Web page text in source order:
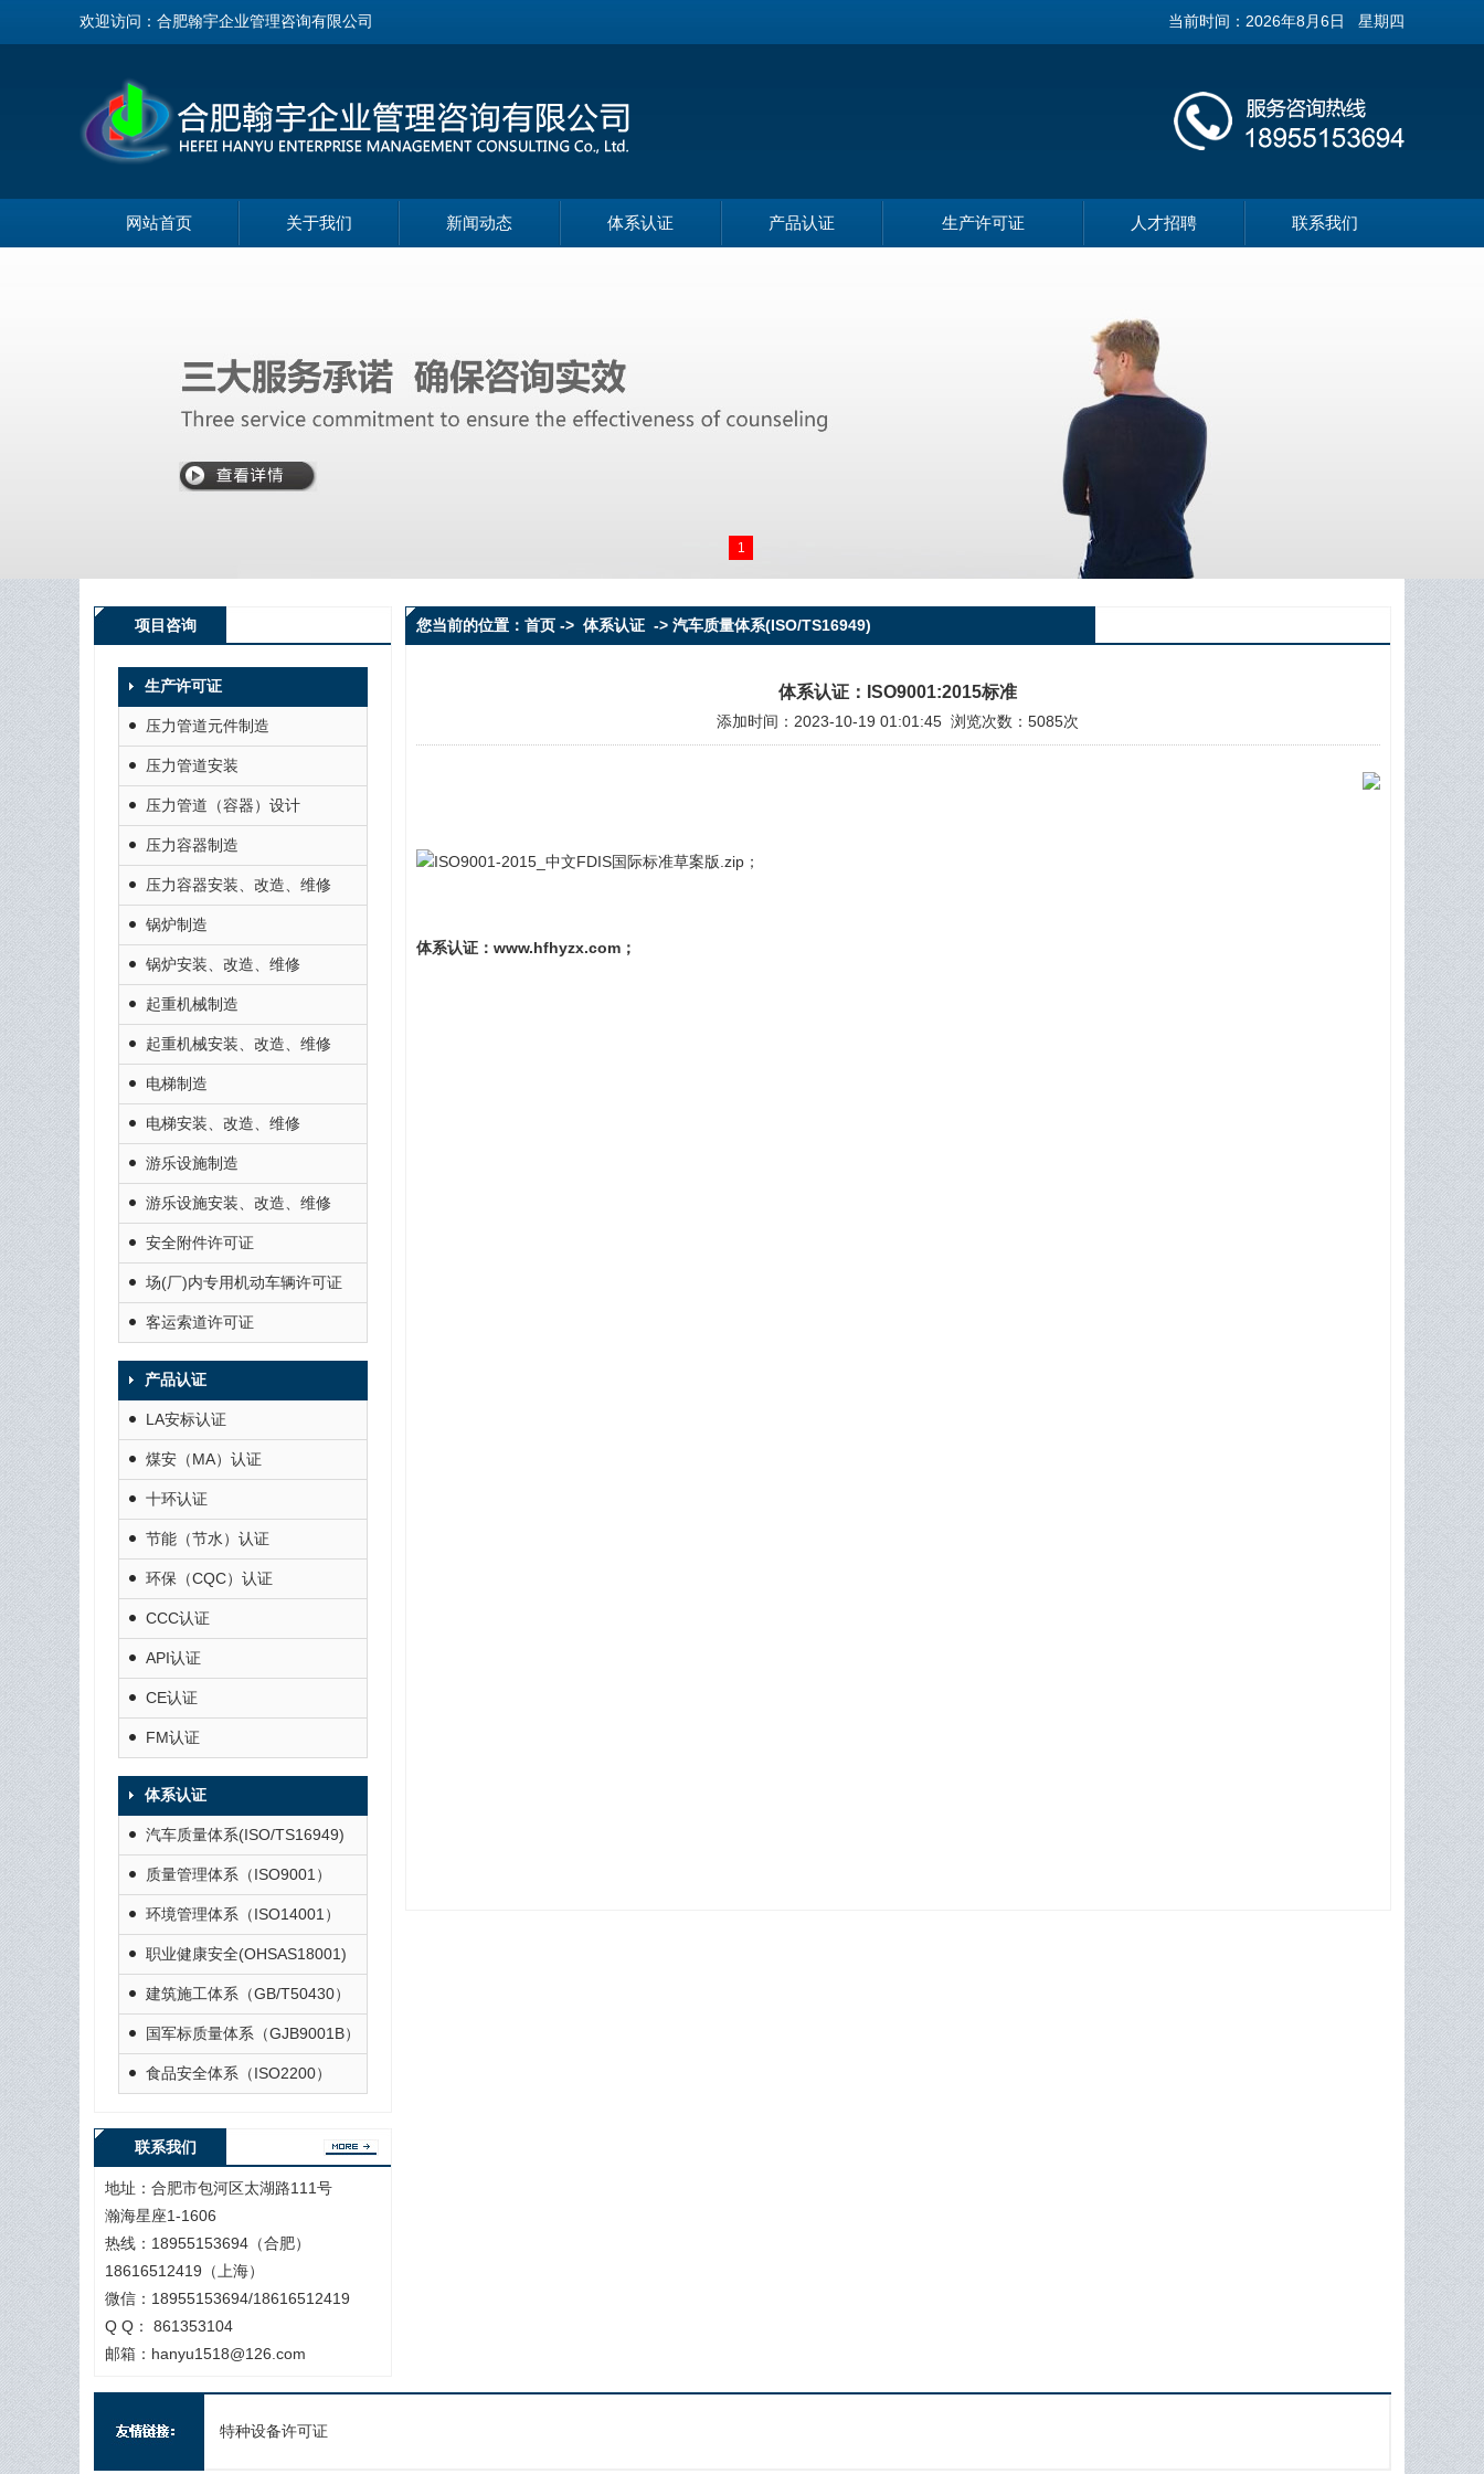
欢迎访问：合肥翰宇企业管理咨询有限公司 当前时间： 2026年8月6日 星期四
网站首页 关于我们 新闻动态 体系认证 产品认证 生产许可证 人才招聘 联系我们
1
项目咨询
生产许可证
压力管道元件制造
压力管道安装
压力管道（容器）设计
压力容器制造
压力容器安装、改造、维修
锅炉制造
锅炉安装、改造、维修
起重机械制造
起重机械安装、改造、维修
电梯制造
电梯安装、改造、维修
游乐设施制造
游乐设施安装、改造、维修
安全附件许可证
场(厂)内专用机动车辆许可证
客运索道许可证
产品认证
LA安标认证
煤安（MA）认证
十环认证
节能（节水）认证
环保（CQC）认证
CCC认证
API认证
CE认证
FM认证
体系认证
汽车质量体系(ISO/TS16949)
质量管理体系（ISO9001）
环境管理体系（ISO14001）
职业健康安全(OHSAS18001)
建筑施工体系（GB/T50430）
国军标质量体系（GJB9001B）
食品安全体系（ISO2200）
联系我们
地址：合肥市包河区太湖路111号
瀚海星座1-1606
热线：18955153694（合肥）
18616512419（上海）
微信：18955153694/18616512419
Q Q： 861353104
邮箱：hanyu1518@126.com
您当前的位置：首页 -> 体系认证 -> 汽车质量体系(ISO/TS16949)
体系认证：ISO9001:2015标准
添加时间：2023-10-19 01:01:45 浏览次数：5085次
ISO9001-2015_中文FDIS国际标准草案版.zip；
体系认证： www.hfhyzx.com；
特种设备许可证